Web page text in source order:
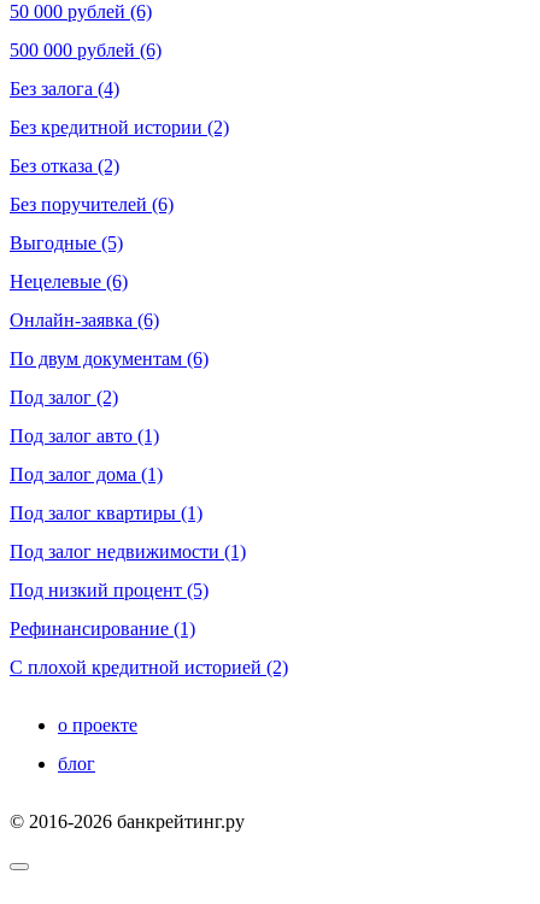
50 000 рублей (6)
500 000 рублей (6)
Без залога (4)
Без кредитной истории (2)
Без отказа (2)
Без поручителей (6)
Выгодные (5)
Нецелевые (6)
Онлайн-заявка (6)
По двум документам (6)
Под залог (2)
Под залог авто (1)
Под залог дома (1)
Под залог квартиры (1)
Под залог недвижимости (1)
Под низкий процент (5)
Рефинансирование (1)
С плохой кредитной историей (2)
о проекте
блог
© 2016-2026 банкрейтинг.ру